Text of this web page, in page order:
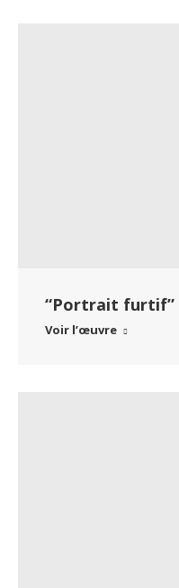
“Portrait furtif”
Voir l’œuvre